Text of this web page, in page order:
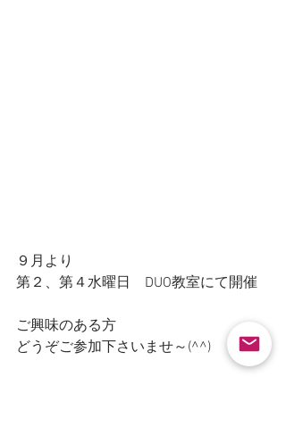
９月より
第２、第４水曜日　DUO教室にて開催
ご興味のある方
どうぞご参加下さいませ～(^^)